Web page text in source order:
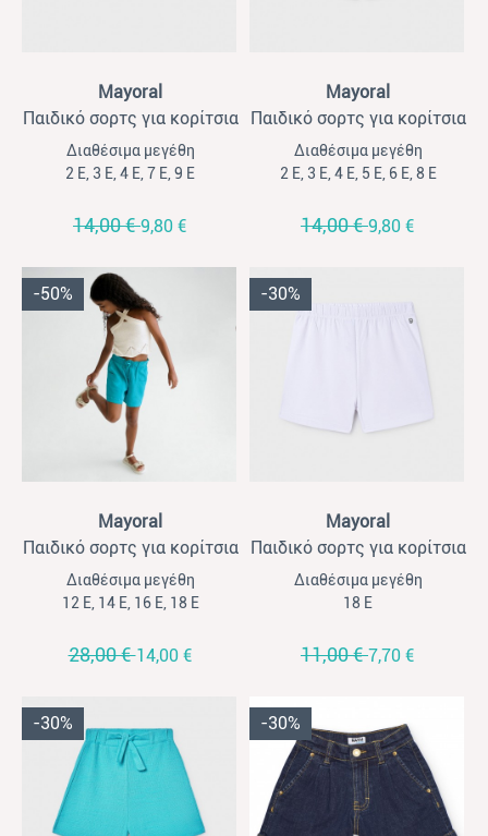
Mayoral
Παιδικό σορτς για κορίτσια
Mayoral λιλά
Διαθέσιμα μεγέθη
2 Ε, 3 Ε, 4 Ε, 7 Ε, 9 Ε
14,00 €9,80 €
Mayoral
Παιδικό σορτς για κορίτσια
Mayoral φούξια
Διαθέσιμα μεγέθη
2 Ε, 3 Ε, 4 Ε, 5 Ε, 6 Ε, 8 Ε
14,00 €9,80 €
-50%
Mayoral
Παιδικό σορτς για κορίτσια
Mayoral γαλάζιο
Διαθέσιμα μεγέθη
12 Ε, 14 Ε, 16 Ε, 18 Ε
28,00 €14,00 €
-30%
Mayoral
Παιδικό σορτς για κορίτσια
Mayoral μακό λευκό
Διαθέσιμα μεγέθη
18 Ε
11,00 €7,70 €
-30% -30%